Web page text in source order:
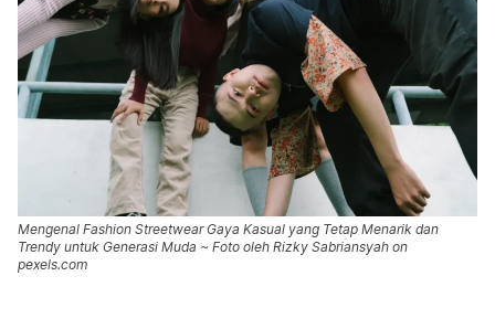
Mengenal Fashion Streetwear Gaya Kasual yang Tetap Menarik dan
Trendy untuk Generasi Muda ~ Foto oleh Rizky Sabriansyah on
pexels.com